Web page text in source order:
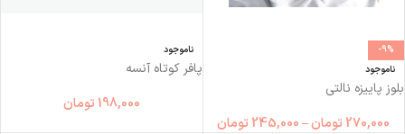
-9%
ناموجود
بلوز پاییزه نالتی
270,000 تومان–
245,000 تومان
ناموجود
پافر کوتاه آنسه
198,000 تومان